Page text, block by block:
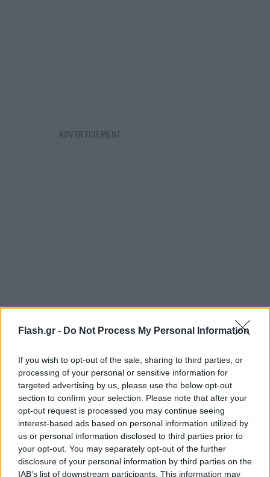
Flash.gr - Do Not Process My Personal Information
If you wish to opt-out of the sale, sharing to third parties, or
processing of your personal or sensitive information for
targeted advertising by us, please use the below opt-out
section to confirm your selection. Please note that after your
opt-out request is processed you may continue seeing
interest-based ads based on personal information utilized by
us or personal information disclosed to third parties prior to
your opt-out. You may separately opt-out of the further
disclosure of your personal information by third parties on the
IAB’s list of downstream participants. This information may
δισεκατομμύριο έφηβοι στον κόσμο, ηλικίας 10-24
ετών, θα εξακολουθούν να ζουν σε χώρες, όπου
προβλήματα τα οποία προλαμβάνονται και
θεραπεύονται, όπως ο HIV/AIDS, η πρόωρη
εγκυμοσύνη, η κατάθλιψη, η κακή διατροφή και οι
τραυματισμοί, απειλούν συλλογικά την υγεία και
την ευημερία των εφήβων.